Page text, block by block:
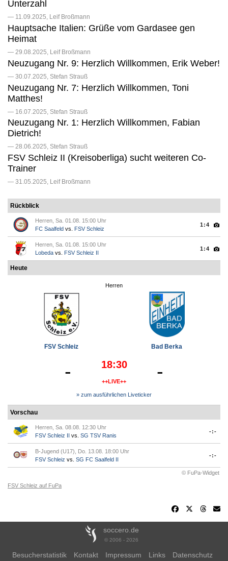
Unterzahl
— 11.09.2025, Leif Broßmann
Hauptsache Italien: Grüße vom Gardasee gen
Heimat
— 29.08.2025, Leif Broßmann
Neuzugang Nr. 9: Herzlich Willkommen, Erik Weber!
— 30.07.2025, Stefan Strauß
Neuzugang Nr. 7: Herzlich Willkommen, Toni
Matthes!
— 16.07.2025, Stefan Strauß
Neuzugang Nr. 1: Herzlich Willkommen, Fabian
Dietrich!
— 28.06.2025, Stefan Strauß
FSV Schleiz II (Kreisoberliga) sucht weiteren Co-
Trainer
— 31.05.2025, Leif Broßmann
Rückblick
Herren, Sa. 01.08. 15:00 Uhr
FC Saalfeld vs. FSV Schleiz
1:4
Herren, Sa. 01.08. 15:00 Uhr
Lobeda vs. FSV Schleiz II
1:4
Heute
Herren
FSV Schleiz Bad Berka
- 18:30
++LIVE++ -
» zum ausführlichen Liveticker
Vorschau
Herren, Sa. 08.08. 12:30 Uhr
FSV Schleiz II vs. SG TSV Ranis
-:-
B-Jugend (U17), Do. 13.08. 18:00 Uhr
FSV Schleiz vs. SG FC Saalfeld II
-:-
© FuPa-Widget
FSV Schleiz auf FuPa
soccero.de
© 2006 - 2026
Besucherstatistik Kontakt Impressum Links Datenschutz